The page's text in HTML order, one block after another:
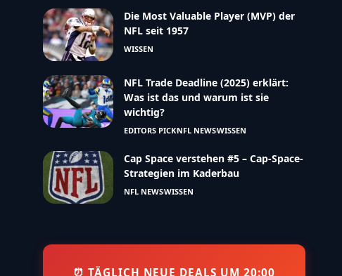
Die Most Valuable Player (MVP) der
NFL seit 1957
WISSEN
NFL Trade Deadline (2025) erklärt:
Was ist das und warum ist sie
wichtig?
EDITORS PICKNFL NEWSWISSEN
Cap Space verstehen #5 – Cap-Space-
Strategien im Kaderbau
NFL NEWSWISSEN
⏰ TÄGLICH NEUE DEALS UM 20:00